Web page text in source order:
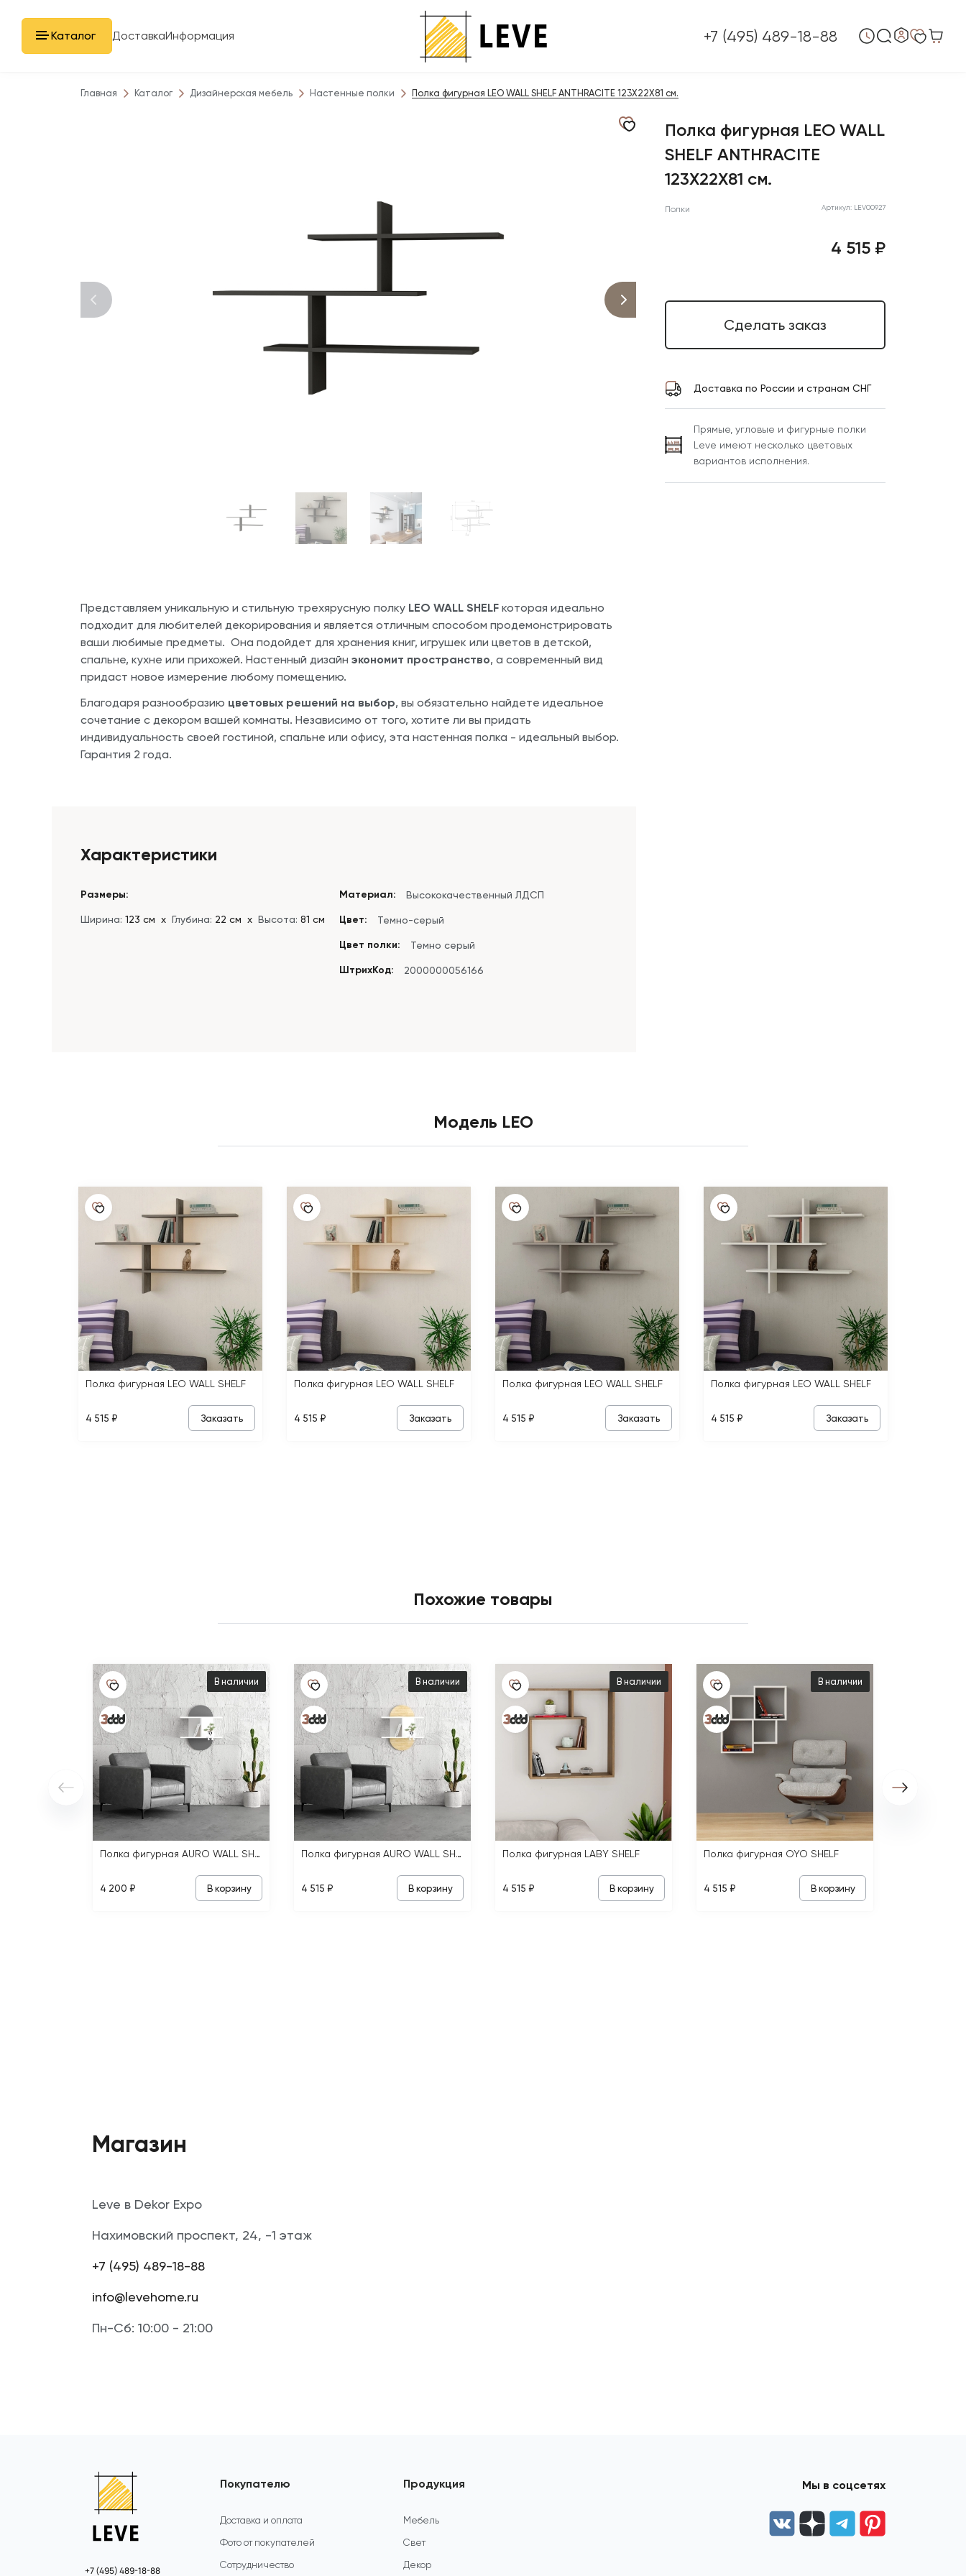
Каталог ДоставкаИнформация +7 (495) 489-18-88
Главная Каталог Дизайнерская мебель Настенные полки Полка фигурная LEO WALL SHELF ANTHRACITE 123X22X81 см.
Представляем уникальную и стильную трехярусную полку LEO WALL SHELF которая идеально
подходит для любителей декорирования и является отличным способом продемонстрировать
ваши любимые предметы. Она подойдет для хранения книг, игрушек или цветов в детской,
спальне, кухне или прихожей. Настенный дизайн экономит пространство, а современный вид
придаст новое измерение любому помещению.
Благодаря разнообразию цветовых решений на выбор, вы обязательно найдете идеальное
сочетание с декором вашей комнаты. Независимо от того, хотите ли вы придать
индивидуальность своей гостиной, спальне или офису, эта настенная полка - идеальный выбор.
Гарантия 2 года.
Характеристики
Размеры:
Ширина: 123 см х Глубина: 22 см х Высота: 81 см
Материал: Высококачественный ЛДСП
Цвет: Темно-серый
Цвет полки: Темно серый
ШтрихКод: 2000000056166
Полка фигурная LEO WALL
SHELF ANTHRACITE
123X22X81 см.
Полки Артикул: LEV00927
4 515 ₽
Сделать заказ
Доставка по России и странам СНГ
Прямые, угловые и фигурные полки
Leve имеют несколько цветовых
вариантов исполнения.
Модель LEO
Полка фигурная LEO WALL SHELF
4 515 ₽ Заказать
Полка фигурная LEO WALL SHELF
4 515 ₽ Заказать
Полка фигурная LEO WALL SHELF
4 515 ₽ Заказать
Полка фигурная LEO WALL SHELF
4 515 ₽ Заказать
Похожие товары
В наличии
Полка фигурная AURO WALL SHELF
4 200 ₽ В корзину
В наличии
Полка фигурная AURO WALL SHELF
4 515 ₽ В корзину
В наличии
Полка фигурная LABY SHELF
4 515 ₽ В корзину
В наличии
Полка фигурная OYO SHELF
4 515 ₽ В корзину
Магазин
Leve в Dekor Expo
Нахимовский проспект, 24, -1 этаж
+7 (495) 489-18-88
info@levehome.ru
Пн-Сб: 10:00 - 21:00
+7 (495) 489-18-88
Покупателю
Доставка и оплата
Фото от покупателей
Сотрудничество
Продукция
Мебель
Свет
Декор
Мы в соцсетях